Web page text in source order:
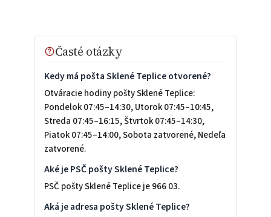
Časté otázky
Kedy má pošta Sklené Teplice otvorené?
Otváracie hodiny pošty Sklené Teplice:
Pondelok 07:45–14:30, Utorok 07:45–10:45,
Streda 07:45–16:15, Štvrtok 07:45–14:30,
Piatok 07:45–14:00, Sobota zatvorené, Nedeľa
zatvorené.
Aké je PSČ pošty Sklené Teplice?
PSČ pošty Sklené Teplice je 966 03.
Aká je adresa pošty Sklené Teplice?